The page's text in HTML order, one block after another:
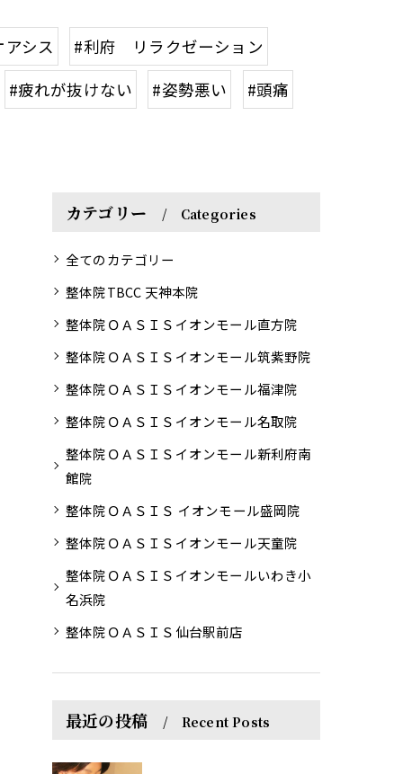
アシス
#利府 リラクゼーション
#疲れが抜けない #姿勢悪い
#頭痛
カテゴリー Categories
全てのカテゴリー
整体院TBCC 天神本院
整体院ＯＡＳＩＳイオンモール直方院
整体院ＯＡＳＩＳイオンモール筑紫野院
整体院ＯＡＳＩＳイオンモール福津院
整体院ＯＡＳＩＳイオンモール名取院
整体院ＯＡＳＩＳイオンモール新利府南
館院
整体院ＯＡＳＩＳ イオンモール盛岡院
整体院ＯＡＳＩＳイオンモール天童院
整体院ＯＡＳＩＳイオンモールいわき小
名浜院
整体院ＯＡＳＩＳ仙台駅前店
最近の投稿 Recent Posts